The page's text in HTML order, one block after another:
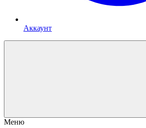
Аккаунт
Меню